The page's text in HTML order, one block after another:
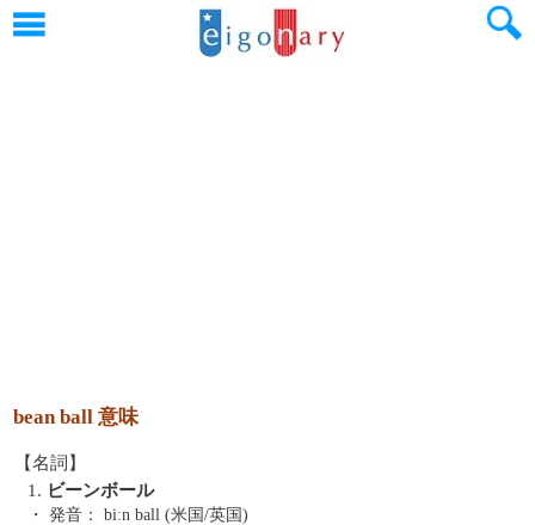
bean ball 意味
【名詞】
1. ビーンボール
・ 発音： biːn ball (米国/英国)